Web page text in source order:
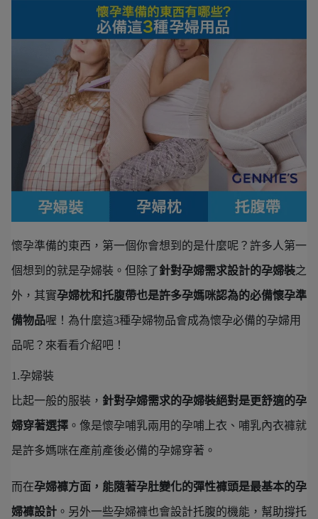
懷孕準備的東西，第一個你會想到的是什麼呢？許多人第一
個想到的就是孕婦裝。但除了針對孕婦需求設計的孕婦裝之
外，其實孕婦枕和托腹帶也是許多孕媽咪認為的必備懷孕準
備物品喔！為什麼這3種孕婦物品會成為懷孕必備的孕婦用
品呢？來看看介紹吧！
1.孕婦裝
比起一般的服裝， 針對孕婦需求的孕婦裝絕對是更舒適的孕
婦穿著選擇 。像是懷孕哺乳兩用的孕哺上衣、哺乳內衣褲就
是許多媽咪在產前產後必備的孕婦穿著。
而在孕婦褲方面，能隨著孕肚變化的彈性褲頭是最基本的孕
婦褲設計 。另外一些孕婦褲也會設計托腹的機能，幫助撐托